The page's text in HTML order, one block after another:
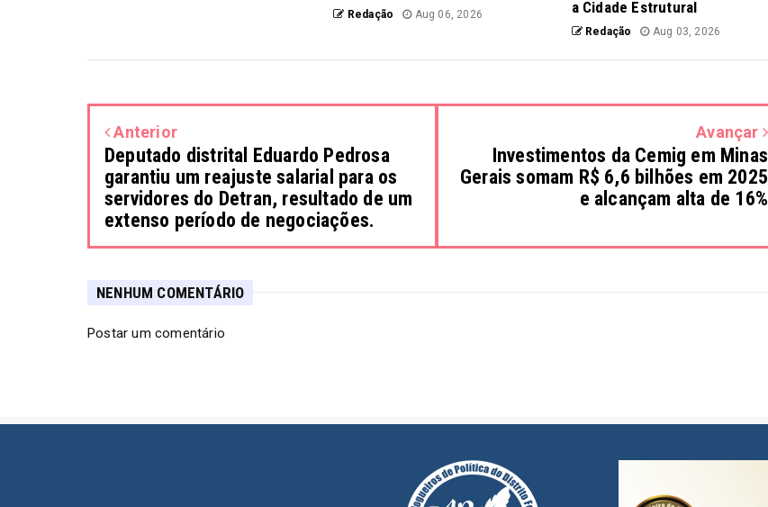
Redação Aug 06, 2026
a Cidade Estrutural
Redação Aug 03, 2026
Anterior
Deputado distrital Eduardo Pedrosa
garantiu um reajuste salarial para os
servidores do Detran, resultado de um
extenso período de negociações.
Avançar
Investimentos da Cemig em Minas
Gerais somam R$ 6,6 bilhões em 2025
e alcançam alta de 16%
NENHUM COMENTÁRIO
Postar um comentário